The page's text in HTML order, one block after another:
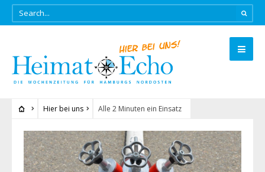
Hier bei uns Alle 2 Minuten ein Einsatz